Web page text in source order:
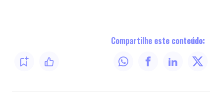
Compartilhe este conteúdo: